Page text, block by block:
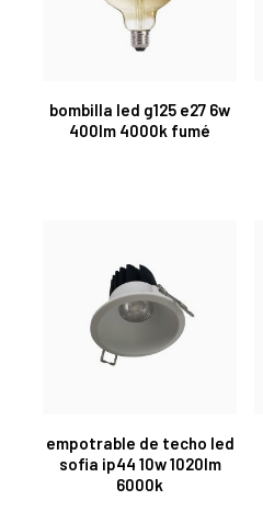
bombilla led g125 e27 6w
400lm 4000k fumé
empotrable de techo led
sofia ip44 10w 1020lm
6000k